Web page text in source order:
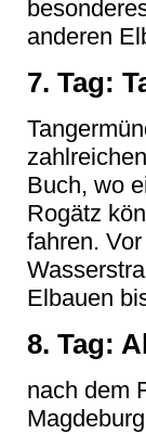
anderen
7. Tag:
Buch, wo
Rogätz
fahren.
Elbauen
8. Tag:
nach dem